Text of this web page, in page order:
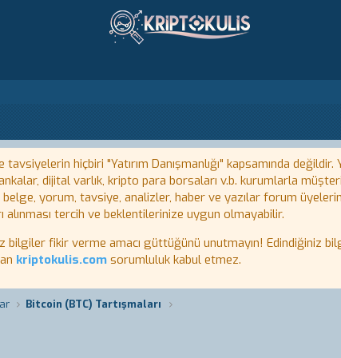
hiçbiri "Yatırım Danışmanlığı" kapsamında değildir.
dijital varlık, kripto para borsaları v.b. kurumlarla müşteri
yorum, tavsiye, analizler, haber ve yazılar forum
tercih ve beklentilerinize uygun olmayabilir.
fikir verme amacı güttüğünü unutmayın! Edindiğiniz
kriptokulis.com sorumluluk kabul etmez.
Bitcoin (BTC) Tartışmaları